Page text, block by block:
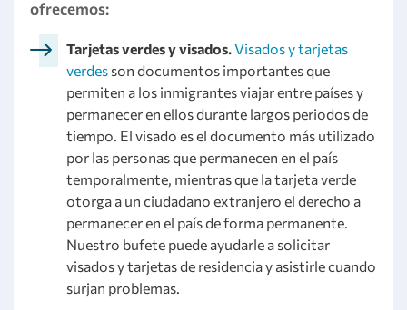
ofrecemos:
Tarjetas verdes y visados.Visados y tarjetas
verdes son documentos importantes que
permiten a los inmigrantes viajar entre países y
permanecer en ellos durante largos periodos de
tiempo. El visado es el documento más utilizado
por las personas que permanecen en el país
temporalmente, mientras que la tarjeta verde
otorga a un ciudadano extranjero el derecho a
permanecer en el país de forma permanente.
Nuestro bufete puede ayudarle a solicitar
visados y tarjetas de residencia y asistirle cuando
surjan problemas.